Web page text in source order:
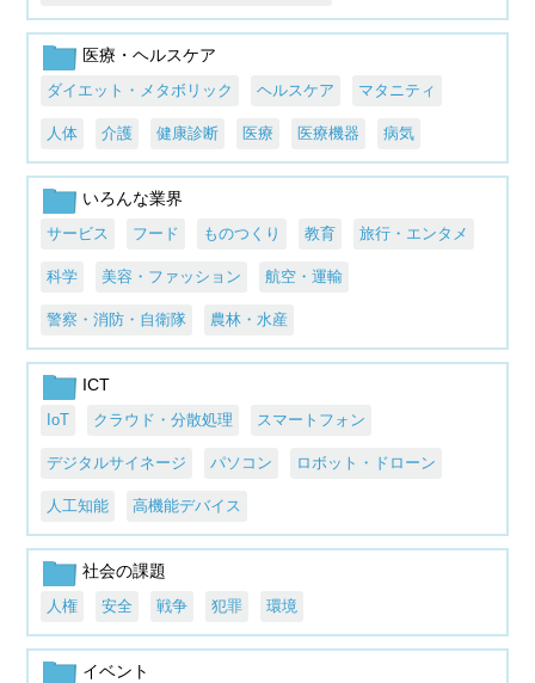
医療・ヘルスケア
ダイエット・メタボリック ヘルスケア マタニティ
人体 介護 健康診断 医療 医療機器 病気
いろんな業界
サービス フード ものつくり 教育 旅行・エンタメ
科学 美容・ファッション 航空・運輸
警察・消防・自衛隊 農林・水産
ICT
IoT クラウド・分散処理 スマートフォン
デジタルサイネージ パソコン ロボット・ドローン
人工知能 高機能デバイス
社会の課題
人権 安全 戦争 犯罪 環境
イベント